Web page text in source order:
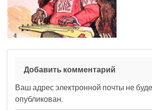
Добавить комментарий
Ваш адрес электронной почты не
опубликован.